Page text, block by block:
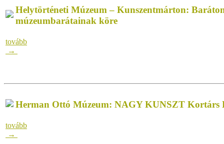
Helytörténeti Múzeum – Kunszentmárton:
múzeumbarátainak köre
tovább
→
Herman Ottó Múzeum: NAGY KUNSZT Kortárs
tovább
→